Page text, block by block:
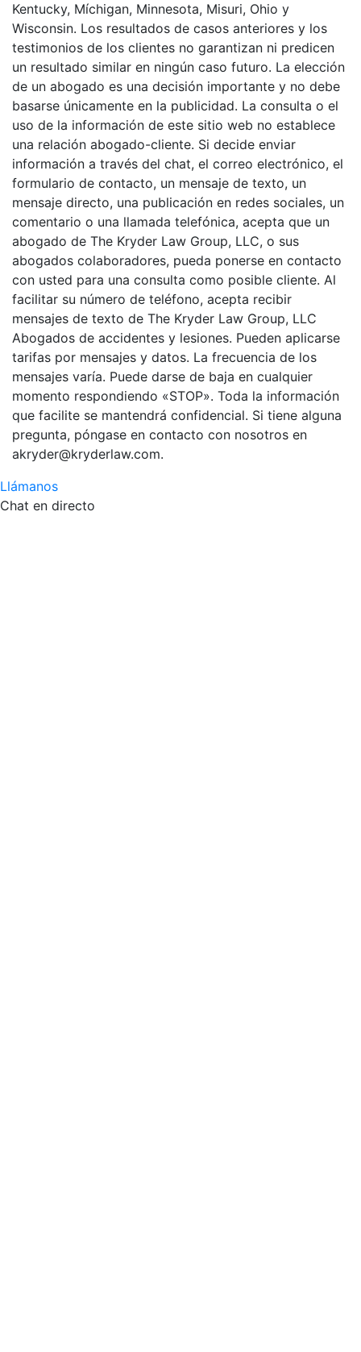
Kentucky, Míchigan, Minnesota, Misuri, Ohio y
Wisconsin. Los resultados de casos anteriores y los
testimonios de los clientes no garantizan ni predicen
un resultado similar en ningún caso futuro. La elección
de un abogado es una decisión importante y no debe
basarse únicamente en la publicidad. La consulta o el
uso de la información de este sitio web no establece
una relación abogado-cliente. Si decide enviar
información a través del chat, el correo electrónico, el
formulario de contacto, un mensaje de texto, un
mensaje directo, una publicación en redes sociales, un
comentario o una llamada telefónica, acepta que un
abogado de The Kryder Law Group, LLC, o sus
abogados colaboradores, pueda ponerse en contacto
con usted para una consulta como posible cliente. Al
facilitar su número de teléfono, acepta recibir
mensajes de texto de The Kryder Law Group, LLC
Abogados de accidentes y lesiones. Pueden aplicarse
tarifas por mensajes y datos. La frecuencia de los
mensajes varía. Puede darse de baja en cualquier
momento respondiendo «STOP». Toda la información
que facilite se mantendrá confidencial. Si tiene alguna
pregunta, póngase en contacto con nosotros en
akryder@kryderlaw.com.
Llámanos
Chat en directo